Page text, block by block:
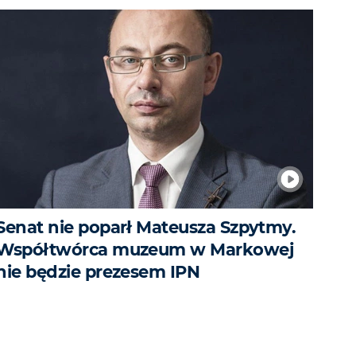
nie poparł Mateusza Szpytmy.
muzeum w Markowej
będzie prezesem IPN